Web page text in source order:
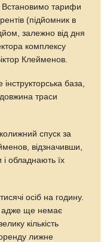
Встановимо тарифи
(підйомник в
залежно від дня
комплексу
Клейменов.
база,
траси
спуск за
відзначивши,
і обладнають їх
осіб на годину.
адже ще немає
кількість
лижне